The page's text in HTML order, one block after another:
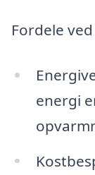
Fordele
energi